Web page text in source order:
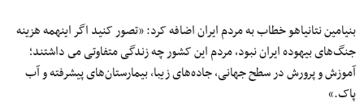
بنیامین نتانیاهو خطاب به مردم ایران اضافه کرد: «تصور کنید اگر اینهمه هزینه
جنگ‌های بیهوده ایران نبود، مردم این کشور چه زندگی متفاوتی مى داشتند؛
آموزش و پرورش در سطح جهانی، جاده‌های زیبا، بیمارستان‌های پیشرفته و آب
پاک.»